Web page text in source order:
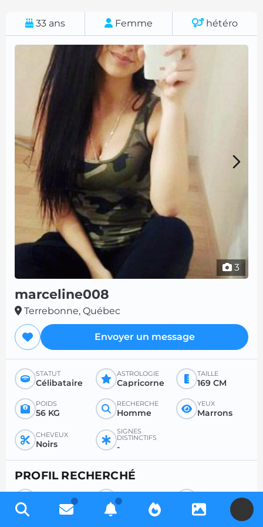
33 ans Femme hétéro
3
marceline008
Terrebonne, Québec
Envoyer un message
STATUT
Célibataire
ASTROLOGIE
Capricorne
TAILLE
169 CM
POIDS
56 KG
RECHERCHE
Homme
YEUX
Marrons
CHEVEUX
Noirs
SIGNES
DISTINCTIFS
-
PROFIL RECHERCHÉ
RECHERCHE
Homme
POUR
Amitié
ÂGE SOUHAITÉ
-